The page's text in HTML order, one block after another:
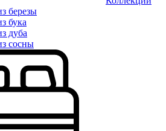
березы
бука
дуба
сосны